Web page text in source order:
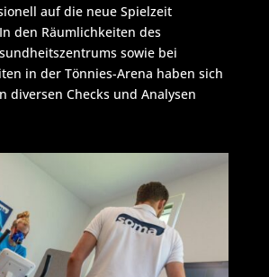
auf die neue Spielzeit
den Räumlichkeiten des
sowie bei
in der Tönnies-Arena haben sich
diversen Checks und Analysen